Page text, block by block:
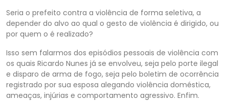
Seria o prefeito contra a violência de forma seletiva, a
depender do alvo ao qual o gesto de violência é dirigido, ou
por quem o é realizado?
Isso sem falarmos dos episódios pessoais de violência com
os quais Ricardo Nunes já se envolveu, seja pelo porte ilegal
e disparo de arma de fogo, seja pelo boletim de ocorrência
registrado por sua esposa alegando violência doméstica,
ameaças, injúrias e comportamento agressivo. Enfim.